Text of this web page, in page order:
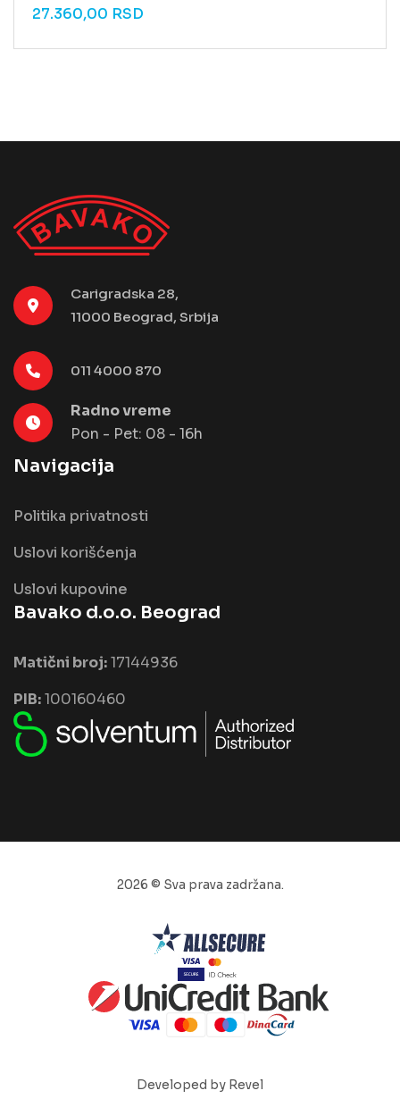
27.360,00 RSD
Carigradska 28,
11000 Beograd, Srbija
011 4000 870
Radno vreme
Pon - Pet: 08 - 16h
Navigacija
Politika privatnosti
Uslovi korišćenja
Uslovi kupovine
Bavako d.o.o. Beograd
Matični broj:17144936
PIB:100160460
2026 © Sva prava zadržana.
Developed by Revel